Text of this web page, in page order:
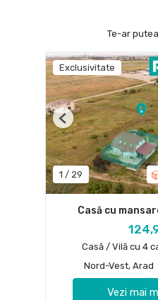
Te-ar
Exclusivitate
1 / 29
Previous
Casă cu
Casă / Vilă cu 4
Nord-Vest, Arad
Vezi mai